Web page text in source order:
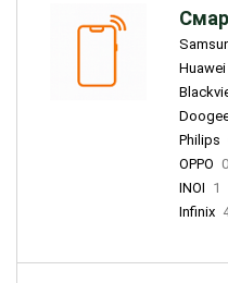
Huawei
Philips
OPPO 0
INOI 1
Infinix